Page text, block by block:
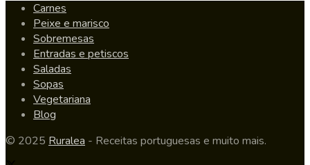
Carnes
Peixe e marisco
Sobremesas
Entradas e petiscos
Saladas
Sopas
Vegetariana
Blog
© 2025 Ruralea - Receitas portuguesas e muito mais.